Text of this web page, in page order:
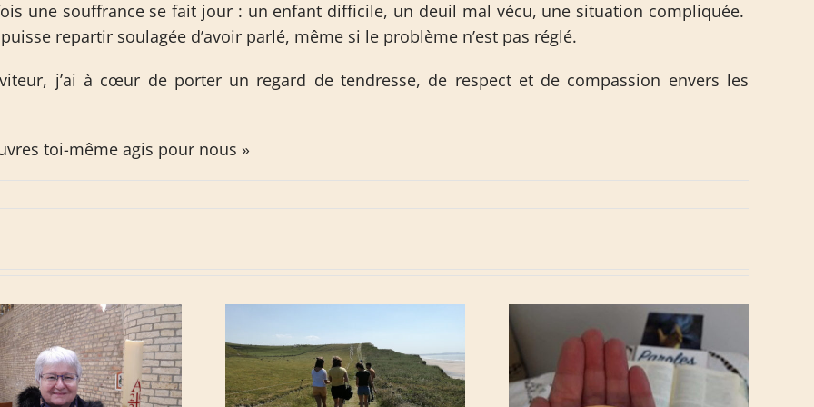
une souffrance se fait jour : un enfant difficile, un deuil mal vécu, une situation compliquée.
repartir soulagée d’avoir parlé, même si le problème n’est pas réglé.
j’ai à cœur de porter un regard de tendresse, de respect et de compassion envers les
toi-même agis pour nous »